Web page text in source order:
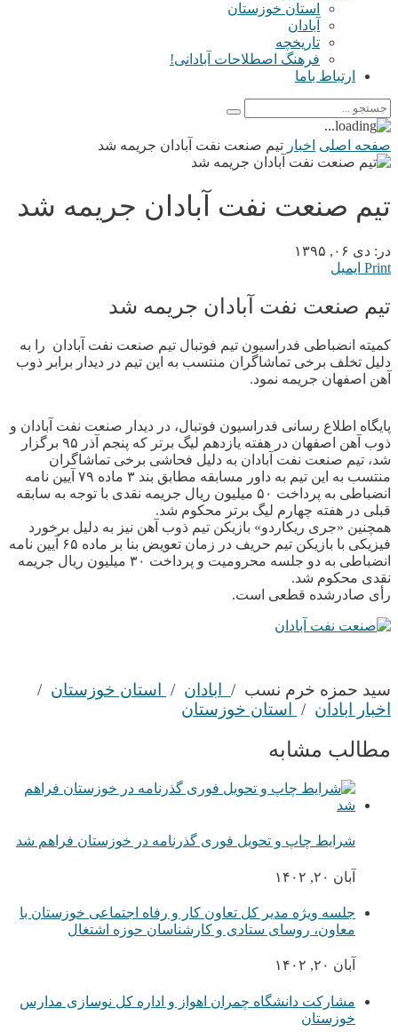
استان خوزستان
آبادان
تاریخچه
فرهنگ اصطلاحات آبادانی!
ارتباط باما
صفحه اصلی اخبار تیم صنعت نفت آبادان جریمه شد
تیم صنعت نفت آبادان جریمه شد
در: دی ۰۶, ۱۳۹۵
Print ایمیل
تیم صنعت نفت آبادان جریمه شد
کمیته انضباطی فدراسیون تیم فوتبال تیم صنعت نفت آبادان را به
دلیل تخلف برخی تماشاگران منتسب به این تیم در دیدار برابر ذوب
آهن اصفهان جریمه نمود.
پایگاه اطلاع رسانی فدراسیون فوتبال، در دیدار صنعت نفت آبادان و
ذوب آهن اصفهان در هفته یازدهم لیگ برتر که پنجم آذر ۹۵ برگزار
شد، تیم صنعت نفت آبادان به دلیل فحاشی برخی تماشاگران
منتسب به این تیم به داور مسابقه مطابق بند ۳ ماده ۷۹ آیین نامه
انضباطی به پرداخت ۵۰ میلیون ریال جریمه نقدی با توجه به سابقه
قبلی در هفته چهارم لیگ برتر محکوم شد.
همچنین «جری ریکاردو» بازیکن تیم ذوب آهن نیز به دلیل برخورد
فیزیکی با بازیکن تیم حریف در زمان تعویض بنا بر ماده ۶۵ آیین نامه
انضباطی به دو جلسه محرومیت و پرداخت ۳۰ میلیون ریال جریمه
نقدی محکوم شد.
رأی صادرشده قطعی است.
سید حمزه خرم نسب / ابادان / استان خوزستان /
اخبار ابادان / استان خوزستان
مطالب مشابه
شرایط چاپ و تحویل فوری گذرنامه در خوزستان فراهم شد
آبان ۲۰, ۱۴۰۲
جلسه ویژه مدیر کل تعاون کار و رفاه اجتماعی خوزستان با
معاون، روسای ستادی و کارشناسان حوزه اشتغال
آبان ۲۰, ۱۴۰۲
مشارکت دانشگاه چمران اهواز و اداره کل نوسازی مدارس
خوزستان